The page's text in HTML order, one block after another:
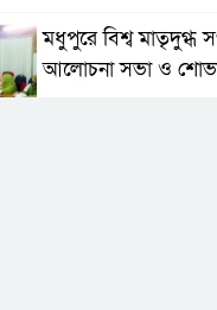
মধুপুরে বিশ্ব মাতৃদুগ্ধ
আলোচনা সভা ও